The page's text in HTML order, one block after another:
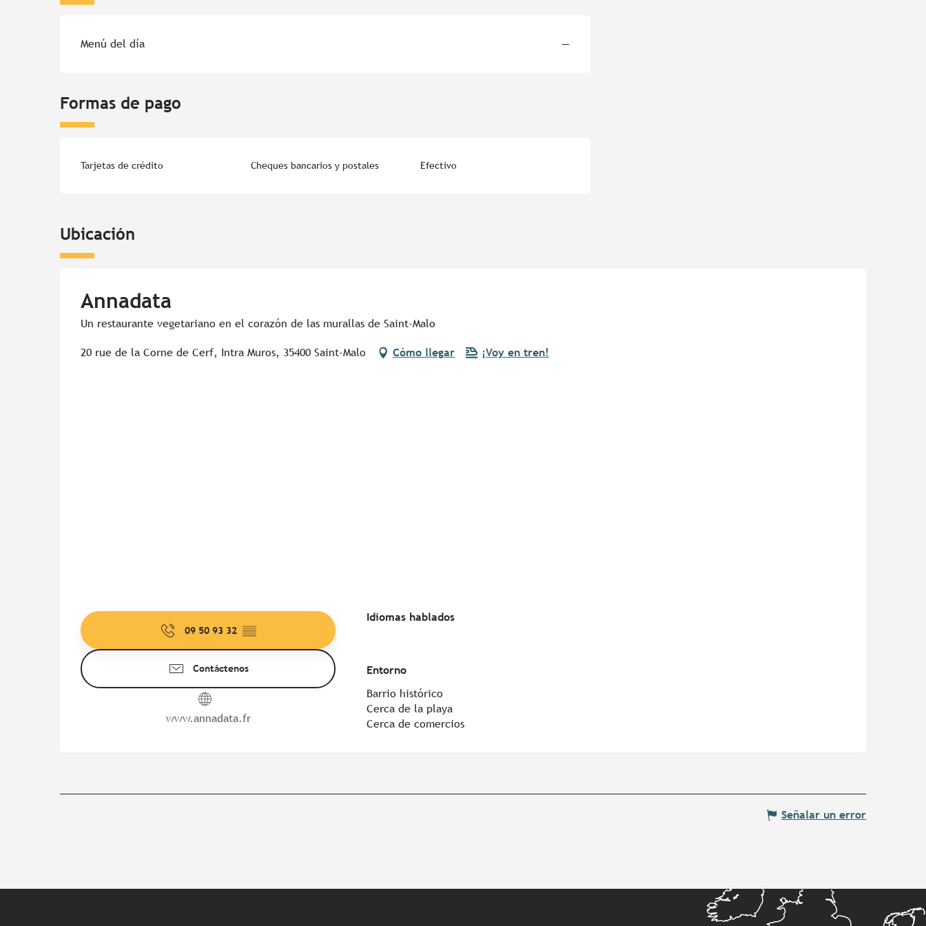
Tarifas 2026
Menú del día —
Formas de pago
Tarjetas de crédito Cheques bancarios y postales Efectivo
Ubicación
Annadata
Un restaurante vegetariano en el corazón de las murallas de Saint-Malo
20 rue de la Corne de Cerf, Intra Muros, 35400 Saint-Malo Cómo llegar ¡Voy en tren!
09 50 93 32 ▒▒
Contáctenos
www.annadata.fr
Idiomas hablados
Idiomas hablados
Entorno
Entorno
Barrio histórico
Cerca de la playa
Cerca de comercios
Señalar un error